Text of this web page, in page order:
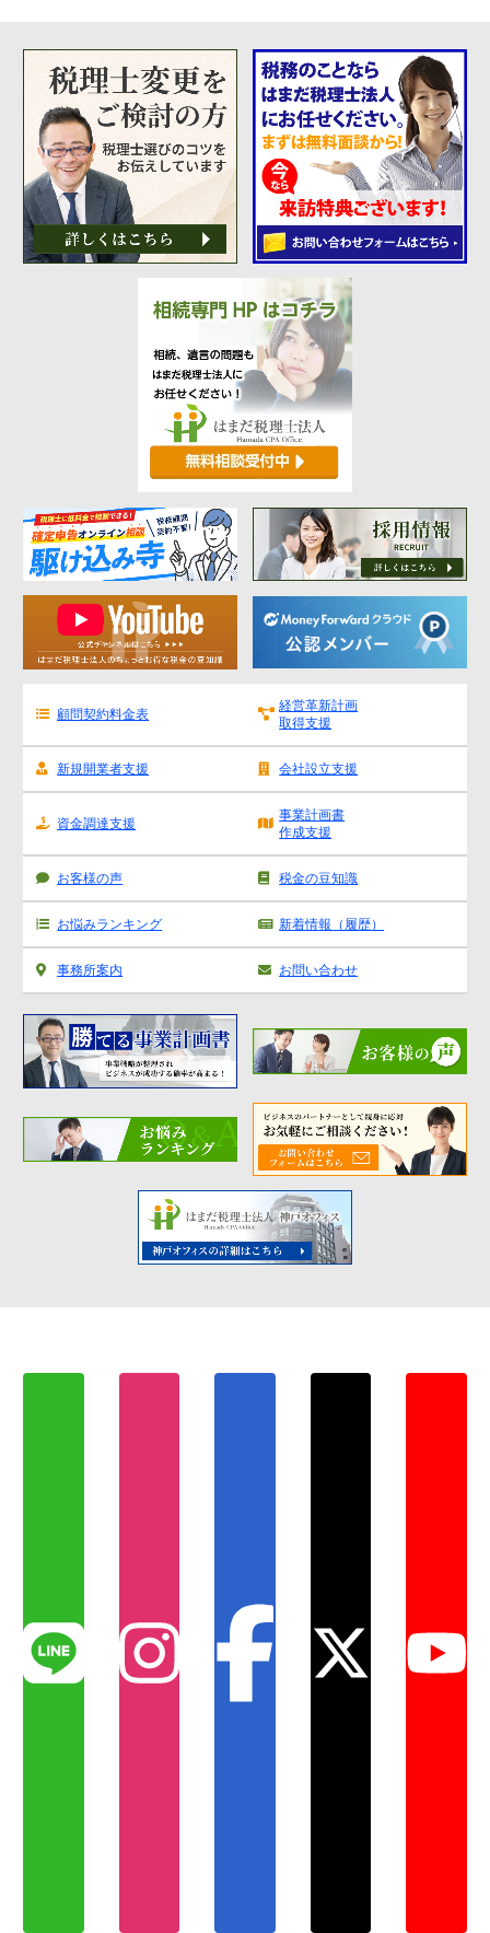
顧問契約料金表
経営革新計画
取得支援
新規開業者支援 会社設立支援
資金調達支援
事業計画書
作成支援
お客様の声 税金の豆知識
お悩みランキング 新着情報（履歴）
事務所案内 お問い合わせ